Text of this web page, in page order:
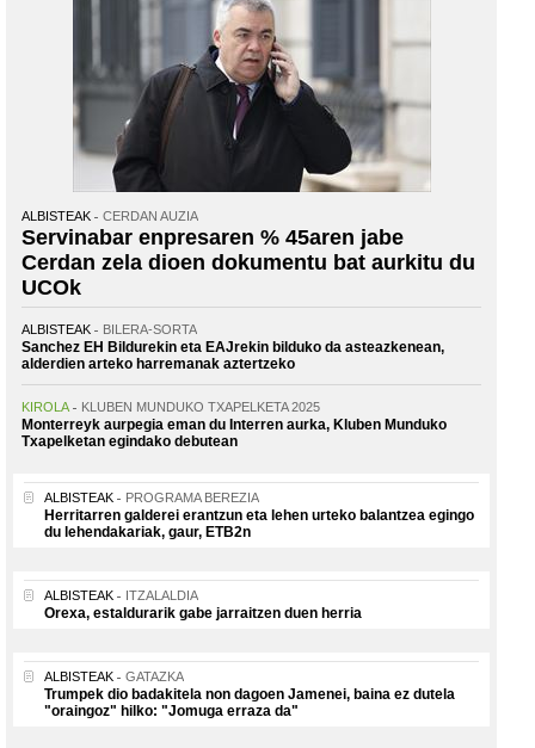
ALBISTEAK CERDAN AUZIA
Servinabar enpresaren % 45aren jabe
Cerdan zela dioen dokumentu bat aurkitu du
UCOk
ALBISTEAK BILERA-SORTA
Sanchez EH Bildurekin eta EAJrekin bilduko da asteazkenean,
alderdien arteko harremanak aztertzeko
KIROLA KLUBEN MUNDUKO TXAPELKETA 2025
Monterreyk aurpegia eman du Interren aurka, Kluben Munduko
Txapelketan egindako debutean
ALBISTEAK PROGRAMA BEREZIA
Herritarren galderei erantzun eta lehen urteko balantzea egingo
du lehendakariak, gaur, ETB2n
ALBISTEAK ITZALALDIA
Orexa, estaldurarik gabe jarraitzen duen herria
ALBISTEAK GATAZKA
Trumpek dio badakitela non dagoen Jamenei, baina ez dutela
"oraingoz" hilko: "Jomuga erraza da"